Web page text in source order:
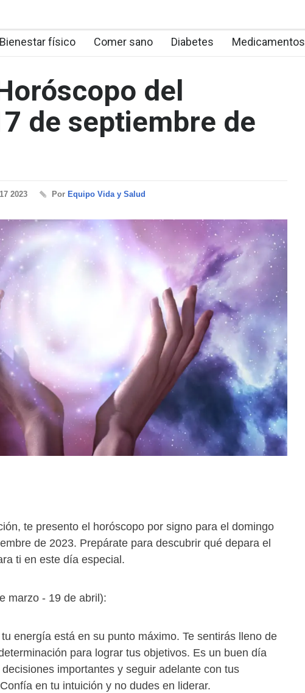
Bienestar físico Comer sano Diabetes Medicamentos
del
de septiembre de
2023 Por Equipo Vida y Salud
te presento el horóscopo por signo para el domingo
de 2023. Prepárate para descubrir qué depara el
ti en este día especial.
marzo - 19 de abril):
energía está en su punto máximo. Te sentirás lleno de
para lograr tus objetivos. Es un buen día
importantes y seguir adelante con tus
en tu intuición y no dudes en liderar.